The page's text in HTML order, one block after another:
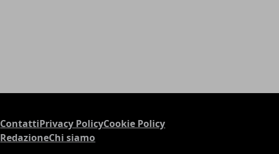
ContattiPrivacy PolicyCookie Policy
RedazioneChi siamo